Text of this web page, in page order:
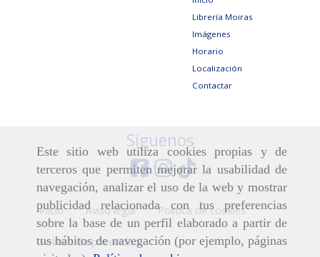
Este sitio web utiliza cookies propias y de
terceros que permiten mejorar la usabilidad de
navegación, analizar el uso de la web y mostrar
publicidad relacionada con tus preferencias
sobre la base de un perfil elaborado a partir de
tus hábitos de navegación (por ejemplo, páginas
Librería Moiras
Imágenes
Horario
Localización
Contactar
Síguenos
Inicio Aviso legal Política de cookies
Política de privacidad